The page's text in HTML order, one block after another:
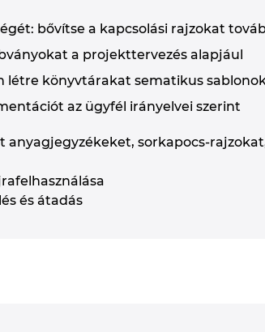
bővítse a kapcsolási rajzokat
a projekttervezés alapjául
létre könyvtárakat sematikus
az ügyfél irányelvei szerint
sorkapocs-
és átadás